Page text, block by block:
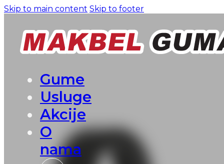
Skip to main content Skip to footer
Gume
Usluge
Akcije
O
nama